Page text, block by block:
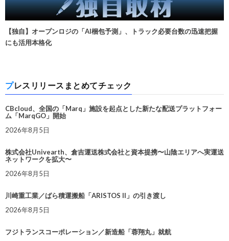
【独自】オープンロジの「AI梱包予測」、トラック必要台数の迅速把握
にも活用本格化
プレスリリースまとめてチェック
CBcloud、全国の「Marq」施設を起点とした新たな配送プラットフォー
ム「MarqGO」開始
2026年8月5日
株式会社Univearth、倉吉運送株式会社と資本提携〜山陰エリアへ実運送
ネットワークを拡大〜
2026年8月5日
川崎重工業／ばら積運搬船「ARISTOS II」の引き渡し
2026年8月5日
フジトランスコーポレーション／新造船「蓉翔丸」就航